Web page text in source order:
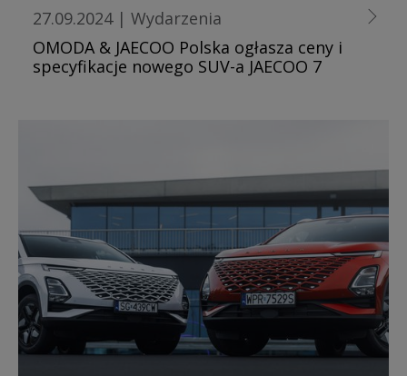
27.09.2024 | Wydarzenia
OMODA & JAECOO Polska ogłasza ceny i
specyfikacje nowego SUV-a JAECOO 7